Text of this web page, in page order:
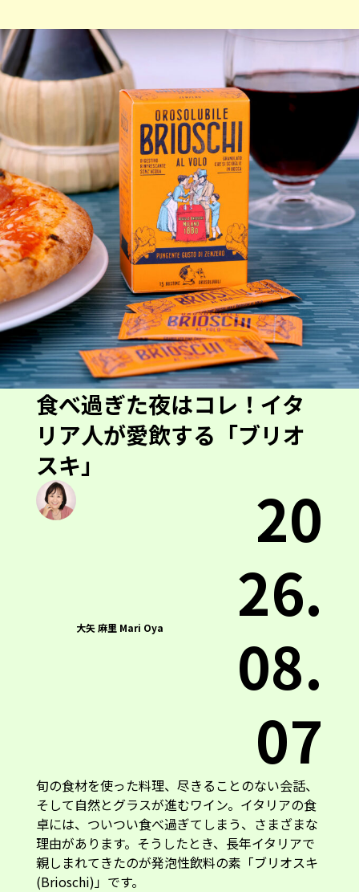
食べ過ぎた夜はコレ！イタ
リア人が愛飲する「ブリオ
スキ」
大矢 麻里 Mari Oya
20
26.
08.
07
旬の食材を使った料理、尽きることのない会話、
そして自然とグラスが進むワイン。イタリアの食
卓には、ついつい食べ過ぎてしまう、さまざまな
理由があります。そうしたとき、長年イタリアで
親しまれてきたのが発泡性飲料の素「ブリオスキ
(Brioschi)」です。